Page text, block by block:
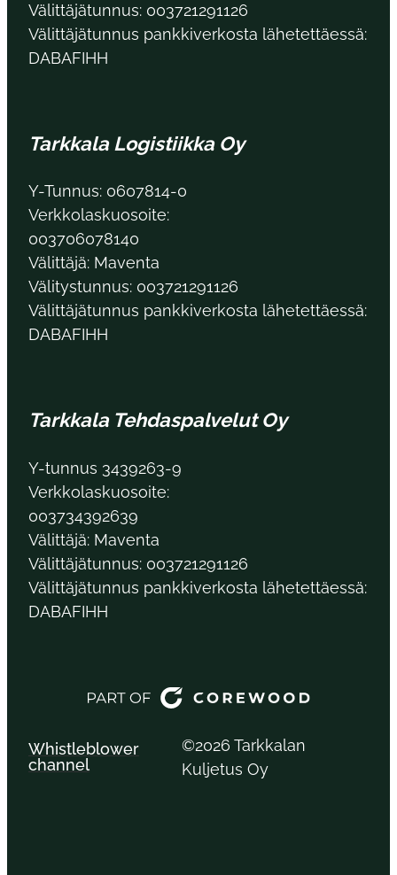
Välittäjätunnus: 003721291126
Välittäjätunnus pankkiverkosta lähetettäessä:
DABAFIHH
Tarkkala Logistiikka Oy
Y-Tunnus: 0607814-0
Verkkolaskuosoite:
003706078140
Välittäjä: Maventa
Välitystunnus: 003721291126
Välittäjätunnus pankkiverkosta lähetettäessä:
DABAFIHH
Tarkkala Tehdaspalvelut Oy
Y-tunnus 3439263-9
Verkkolaskuosoite:
003734392639
Välittäjä: Maventa
Välittäjätunnus: 003721291126
Välittäjätunnus pankkiverkosta lähetettäessä:
DABAFIHH
Whistleblower
channel
©2026 Tarkkalan
Kuljetus Oy